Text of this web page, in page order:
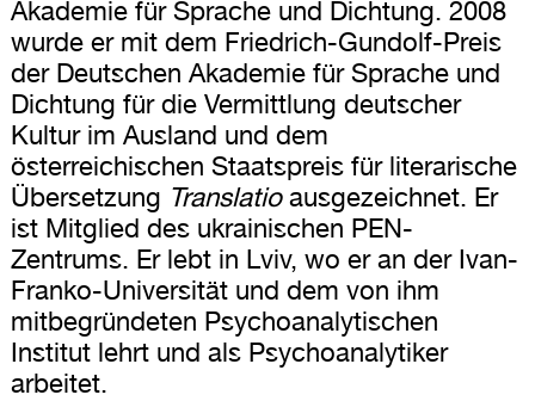
Akademie für Sprache und Dichtung. 2008
wurde er mit dem Friedrich-Gundolf-Preis
der Deutschen Akademie für Sprache und
Dichtung für die Vermittlung deutscher
Kultur im Ausland und dem
österreichischen Staatspreis für literarische
Übersetzung Translatioausgezeichnet. Er
ist Mitglied des ukrainischen PEN-
Zentrums. Er lebt in Lviv, wo er an der Ivan-
Franko-Universität und dem von ihm
mitbegründeten Psychoanalytischen
Institut lehrt und als Psychoanalytiker
arbeitet.